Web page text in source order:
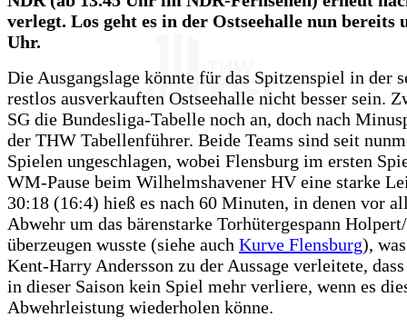
verlegt. Los geht es in der Ostseehalle nun bereits
Uhr.
Die Ausgangslage könnte für das Spitzenspiel in der
restlos ausverkauften Ostseehalle nicht besser sein.
SG die Bundesliga-Tabelle noch an, doch nach
der THW Tabellenführer. Beide Teams sind seit
Spielen ungeschlagen, wobei Flensburg im ersten
WM-Pause beim Wilhelmshavener HV eine starke
30:18 (16:4) hieß es nach 60 Minuten, in denen vor
Abwehr um das bärenstarke Torhütergespann
überzeugen wusste (siehe auch Kurve Flensburg),
Kent-Harry Andersson zu der Aussage verleitete,
in dieser Saison kein Spiel mehr verliere, wenn es
Abwehrleistung wiederholen könne.